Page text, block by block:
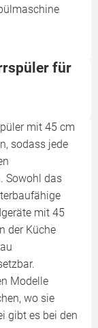
für
mit 45 cm
sodass jede
Sowohl das
mit 45
der Küche
Modelle
wo sie
gibt es bei den